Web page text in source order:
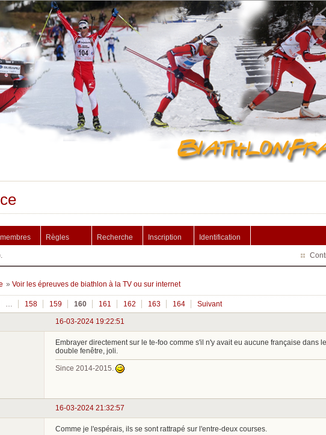
Règles Recherche Inscription Identification
» Voir les épreuves de biathlon à la TV ou sur internet
… 158 159 160 161 162 163 164 Suivant
16-03-2024 19:22:51
Embrayer directement sur le te-foo comme s'il n'y avait eu aucune française dans
double fenêtre, joli.
Since 2014-2015.
16-03-2024 21:32:57
Comme je l'espérais, ils se sont rattrapé sur l'entre-deux courses.